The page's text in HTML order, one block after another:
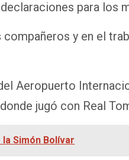
para los
y en el
Aeropuerto
jugó con Real
Simón Bolívar